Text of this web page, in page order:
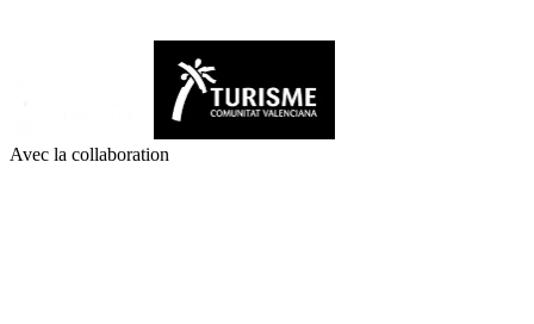
Avec la collaboration